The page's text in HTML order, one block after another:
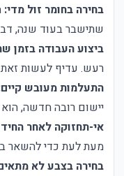
בחירה בחומר זול מדי:
שתישבר בעוד שנה,
ביצוע העבודה בזמן
רעש. עדיף לעשות
התעלמות מעובש
יישום רובה חדשה,
אי-תחזוקה לאחר
מעת לעת כדי להשאר
בחירה בצבע לא